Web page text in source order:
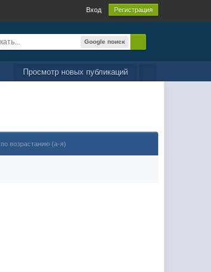
Вход Регистрация
Google поиск
Просмотр новых публикаций
по возрастанию (а-я)